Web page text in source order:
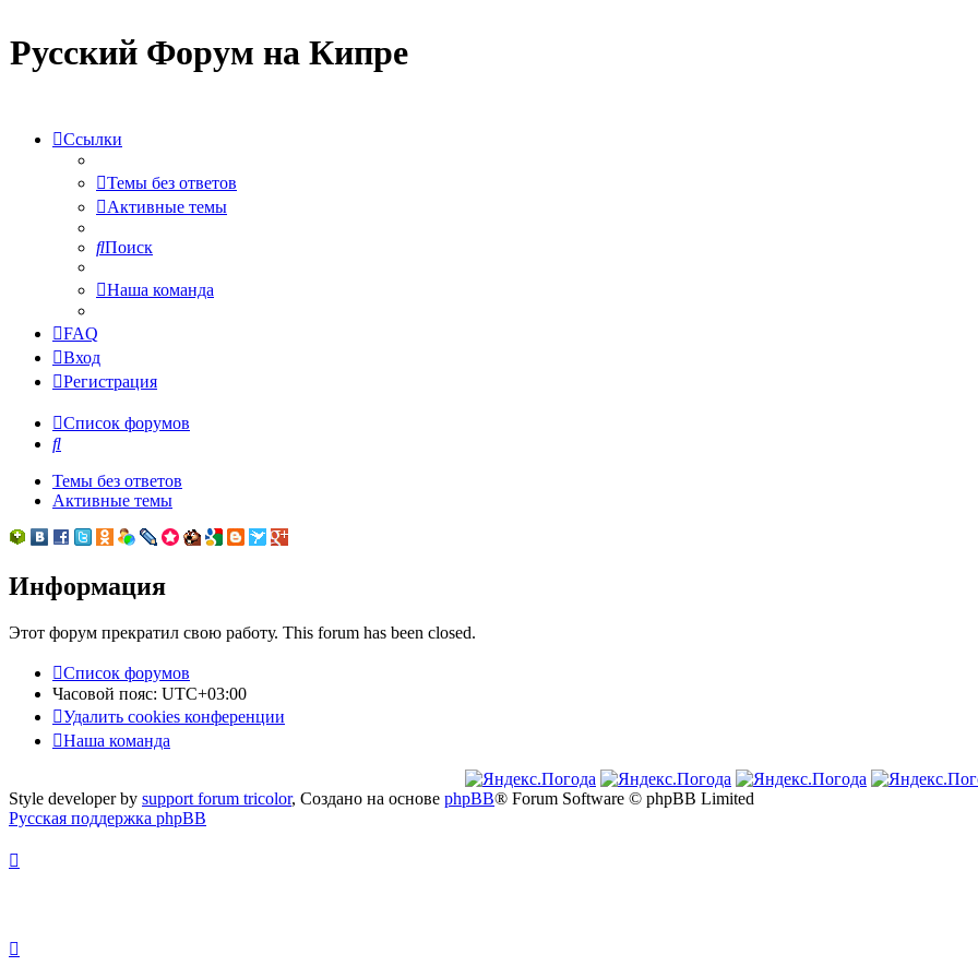
Русский Форум на Кипре
Ссылки
Темы без ответов
Активные темы
Поиск
Наша команда
FAQ
Вход
Регистрация
Список форумов
Поиск
Темы без ответов
Активные темы
Информация
Этот форум прекратил свою работу. This forum has been closed.
Список форумов
Часовой пояс: UTC+03:00
Удалить cookies конференции
Наша команда
Style developer by support forum tricolor, Создано на основе phpBB® Forum Software © phpBB Limited
Русская поддержка phpBB